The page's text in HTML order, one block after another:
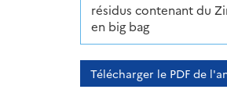
résidus contenant du
en big bag
Télécharger le PDF de